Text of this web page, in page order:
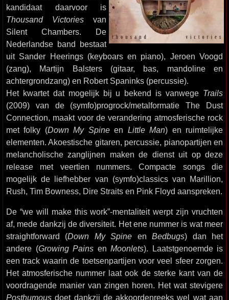
kandidaat daarvoor is
Thousand Victories van
Silent Chambers. De
Nederlandse band bestaat
uit Sander Heerings (keyboars en piano), Jeroen Voogd
(zang), Martijn Balsters (gitaar, bas, mandoline en
achtergrondzang) en Robert Spaninks (percussie).
Het kwartet dat mogelijk bij u bekend is vanwege Trails
(2009) van de (symfo)progrock/metalformatie The Dust
Connection, maakt voor de verandering atmosferische rock
met folky (Down My Spineen Little Man) en ruimtelijke
elementen. Akoestische gitaren, percussie, pianopartijen en
melancholische zanglijnen maken de dienst uit op deze
release met veertien nummers. Compacte songs die
mogelijk de liefhebber van (symfo)classics van Marillion,
Rush, Tim Bowness, Dire Straits en Pink Floyd aanspreken.
De “we will make this work”-mentaliteit werpt zijn vruchten
af, mede dankzij de diversiteit. Het ene nummer is wat meer
straightforward (Down My Spine enBedbugs) dan het
andere (Growing Pains en Moonlets). Laatstgenoemde is
een track waarin de toetsenpartijen voor veel sfeer zorgen.
Het atmosferische nummer laat ook de sterke kant van de
voordragende manier van zingen horen. Het wat stevigere
Posthumous doet dankzij de akkoordenreeks wel wat aan